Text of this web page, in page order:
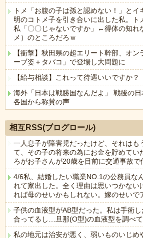
トメ「お腹の子は孫と認めない！」とイ
明のコトメ子を引き合いに出した私。ト
私「〇〇じゃないですか」←得体の知れ
メ）のところだろｗ
【衝撃】秋田県の超エリート幹部、オ
ーブ姿＋タバコ」で登場し大問題に
【給与相談】これって待遇いいですか？
海外「日本は戦勝国なんだよ」 戦後の
各国から称賛の声
相互RSS(ブログロール)
一人息子が障害児だったけど、それはも
て、その子の将来の為にお金を貯めて
ろがお子さんが20歳を目前に交通事故
4/6私、結婚したい職業NO.1の公務員な
れて家出した。全く理由は思いつかない
れば母のせいかもしれない。嫁のせい
子供の血液型がAB型だった。私は手術
合ってるし…旦那(O型)の血液型を調べ
私の地元は治安が悪く、弱いものいじめ